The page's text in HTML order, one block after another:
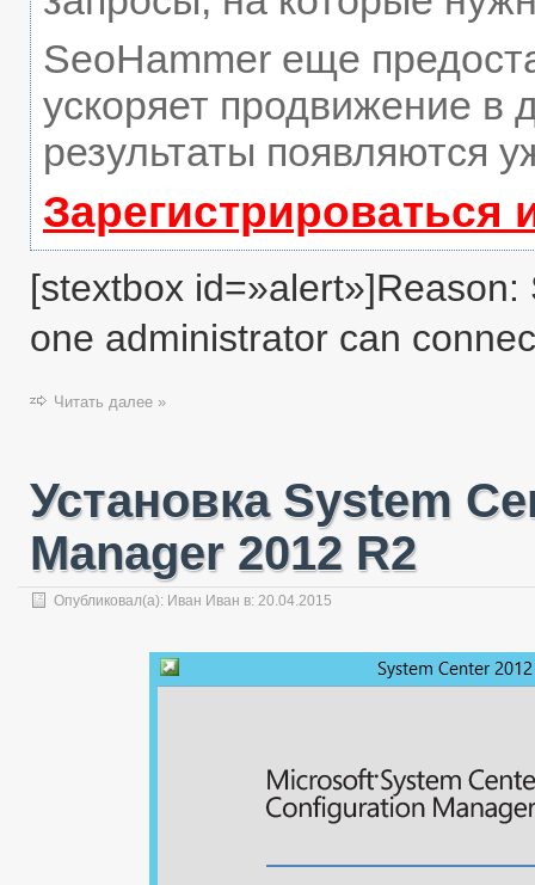
SeoHammer еще
ускоряет продвижение в
результаты появляются
Зарегистрироваться
[stextbox
one administrator can
Читать далее »
Установка System
Manager 2012 R2
Опубликовал(а): Иван Иван в: 20.04.2015